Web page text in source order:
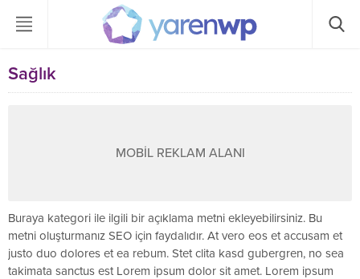
Sağlık
MOBİL REKLAM ALANI
Buraya kategori ile ilgili bir açıklama metni ekleyebilirsiniz. Bu
metni oluşturmanız SEO için faydalıdır. At vero eos et accusam et
justo duo dolores et ea rebum. Stet clita kasd gubergren, no sea
takimata sanctus est Lorem ipsum dolor sit amet. Lorem ipsum